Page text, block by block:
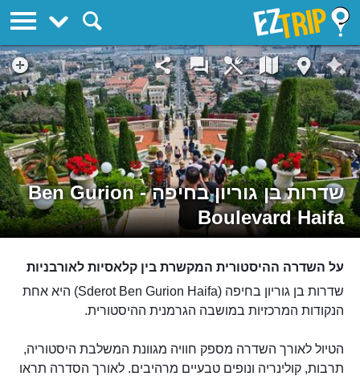
שדרות בן גוריון בחיפה - Ben Gurion
Boulevard Haifa
על השדרה ההיסטורית המקשרת בין קלאסיות לאורבניות
שדרות בן גוריון בחיפה (Sderot Ben Gurion Haifa) היא אחת
הנקודות המרכזיות במושבה הגרמנית ההיסטורית.
הטיול לאורך השדרה מספק חוויה מגוונת המשלבת היסטוריה,
תרבות, קולינריה ונופים טבעיים מרהיבים. לאורך הסדרה תראו
EZTrip